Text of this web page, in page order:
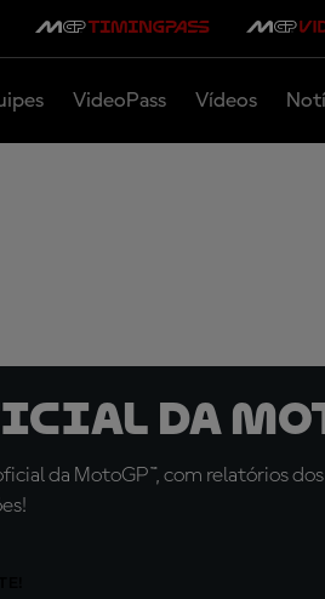
VideoPass Vídeos
da
da MotoGP™, com relatórios